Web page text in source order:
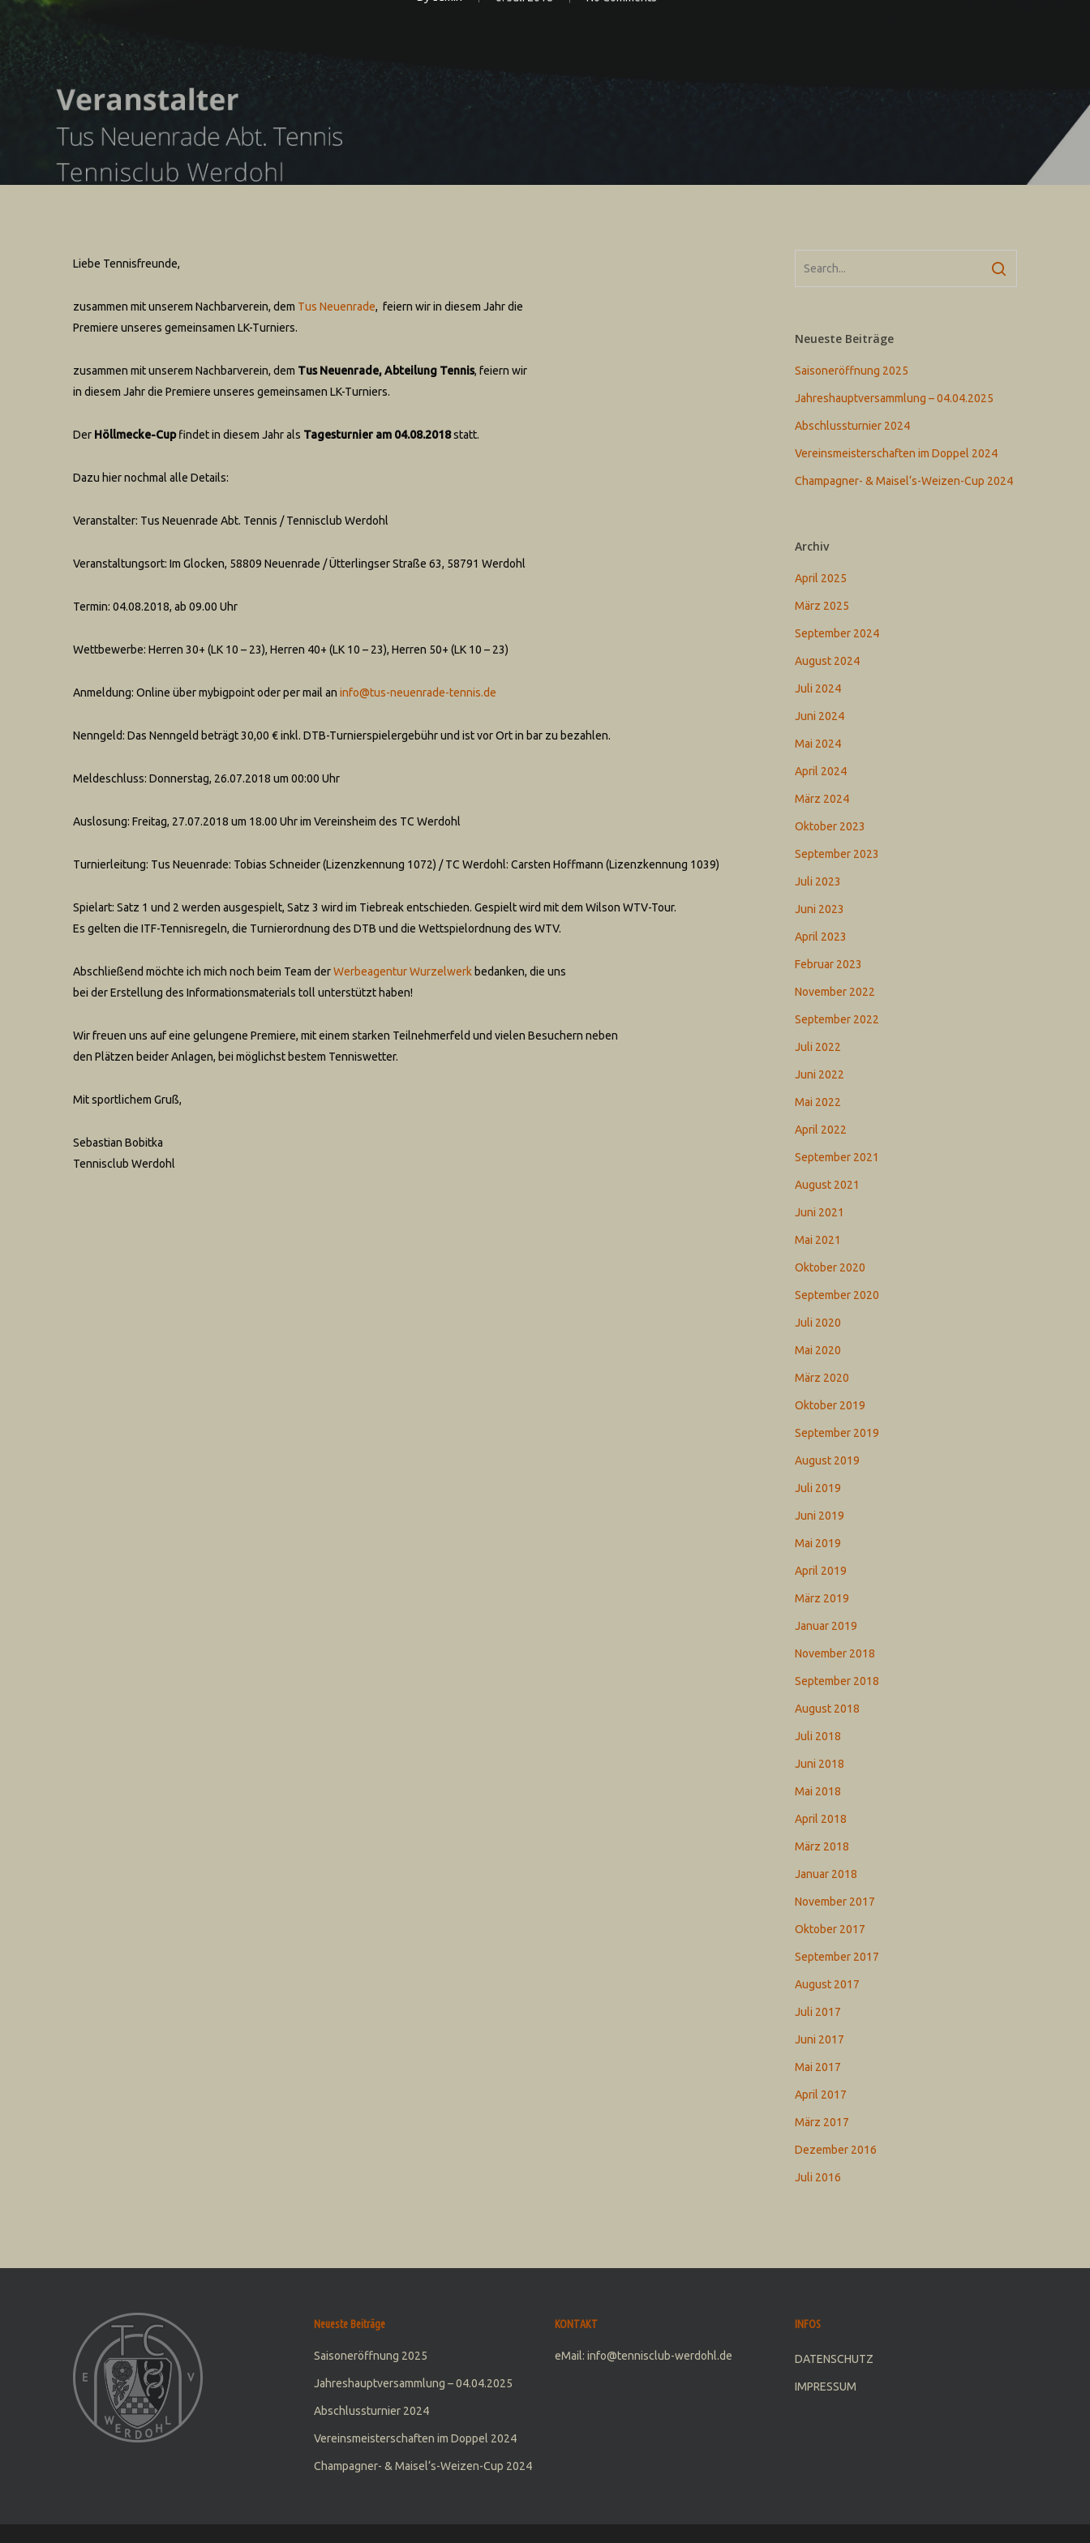
Liebe Tennisfreunde,
zusammen mit unserem Nachbarverein, dem Tus Neuenrade, feiern wir in diesem Jahr die
Premiere unseres gemeinsamen LK-Turniers.
zusammen mit unserem Nachbarverein, dem Tus Neuenrade, Abteilung Tennis, feiern wir
in diesem Jahr die Premiere unseres gemeinsamen LK-Turniers.
Der Höllmecke-Cupfindet in diesem Jahr als Tagesturnier am 04.08.2018statt.
Dazu hier nochmal alle Details:
Veranstalter: Tus Neuenrade Abt. Tennis / Tennisclub Werdohl
Veranstaltungsort: Im Glocken, 58809 Neuenrade / Ütterlingser Straße 63, 58791 Werdohl
Termin: 04.08.2018, ab 09.00 Uhr
Wettbewerbe: Herren 30+ (LK 10 – 23), Herren 40+ (LK 10 – 23), Herren 50+ (LK 10 – 23)
Anmeldung: Online über mybigpoint oder per mail an info@tus-neuenrade-tennis.de
Nenngeld: Das Nenngeld beträgt 30,00 € inkl. DTB-Turnierspielergebühr und ist vor Ort in bar zu bezahlen.
Meldeschluss: Donnerstag, 26.07.2018 um 00:00 Uhr
Auslosung: Freitag, 27.07.2018 um 18.00 Uhr im Vereinsheim des TC Werdohl
Turnierleitung: Tus Neuenrade: Tobias Schneider (Lizenzkennung 1072) / TC Werdohl: Carsten Hoffmann (Lizenzkennung 1039)
Spielart: Satz 1 und 2 werden ausgespielt, Satz 3 wird im Tiebreak entschieden. Gespielt wird mit dem Wilson WTV-Tour.
Es gelten die ITF-Tennisregeln, die Turnierordnung des DTB und die Wettspielordnung des WTV.
Abschließend möchte ich mich noch beim Team derWerbeagentur Wurzelwerk bedanken, die uns
bei der Erstellung des Informationsmaterials toll unterstützt haben!
Wir freuen uns auf eine gelungene Premiere, mit einem starken Teilnehmerfeld und vielen Besuchern neben
den Plätzen beider Anlagen, bei möglichst bestem Tenniswetter.
Mit sportlichem Gruß,
Sebastian Bobitka
Tennisclub Werdohl
Neueste Beiträge
Saisoneröffnung 2025
Jahreshauptversammlung – 04.04.2025
Abschlussturnier 2024
Vereinsmeisterschaften im Doppel 2024
Champagner- & Maisel‘s-Weizen-Cup 2024
Archiv
April 2025
März 2025
September 2024
August 2024
Juli 2024
Juni 2024
Mai 2024
April 2024
März 2024
Oktober 2023
September 2023
Juli 2023
Juni 2023
April 2023
Februar 2023
November 2022
September 2022
Juli 2022
Juni 2022
Mai 2022
April 2022
September 2021
August 2021
Juni 2021
Mai 2021
Oktober 2020
September 2020
Juli 2020
Mai 2020
März 2020
Oktober 2019
September 2019
August 2019
Juli 2019
Juni 2019
Mai 2019
April 2019
März 2019
Januar 2019
November 2018
September 2018
August 2018
Juli 2018
Juni 2018
Mai 2018
April 2018
März 2018
Januar 2018
November 2017
Oktober 2017
September 2017
August 2017
Juli 2017
Juni 2017
Mai 2017
April 2017
März 2017
Dezember 2016
Juli 2016
Neueste Beiträge
Saisoneröffnung 2025
Jahreshauptversammlung – 04.04.2025
Abschlussturnier 2024
Vereinsmeisterschaften im Doppel 2024
Champagner- & Maisel‘s-Weizen-Cup 2024
KONTAKT
eMail: info@tennisclub-werdohl.de
INFOS
DATENSCHUTZ
IMPRESSUM